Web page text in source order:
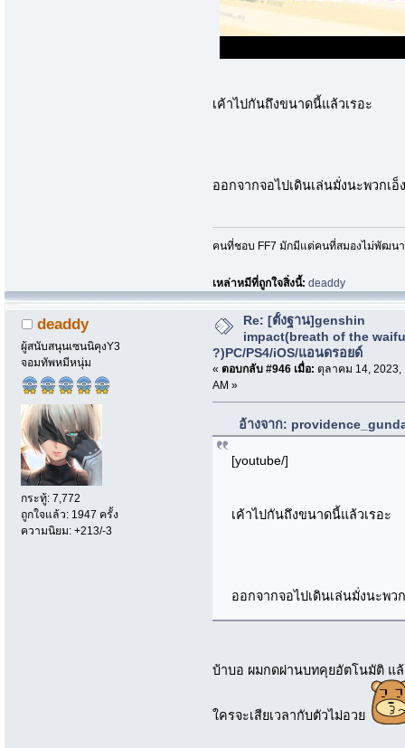
เค้าไปกันถึงขนาดนี้แล้วเรอะ
ออกจากจอไปเดินเล่นมั่งนะพวกเอ็
คนที่ชอบ FF7 มักมีแต่คนที่สมองไม่พัฒนา
เหล่าหมีที่ถูกใจสิ่งนี้:deaddy
deaddy
ผู้สนับสนุนเซนนิคุงY3
จอมทัพหมีหนุ่ม
กระทู้: 7,772
ถูกใจแล้ว: 1947 ครั้ง
ความนิยม: +213/-3
Re: [ตั้งฐาน]genshin
impact(breath of the waifu
?)PC/PS4/iOS/แอนดรอยด์
« ตอบกลับ #946 เมื่อ: ตุลาคม 14, 2023,
AM »
อ้างจาก:
[youtube/]
เค้าไปกันถึงขนาดนี้แล้วเรอะ
ออกจากจอไปเดินเล่นมั่งนะพว
บ้าบอ ผมกดผ่านบทคุยอัตโนมัติ แ
ใครจะเสียเวลากับตัวไม่อวย